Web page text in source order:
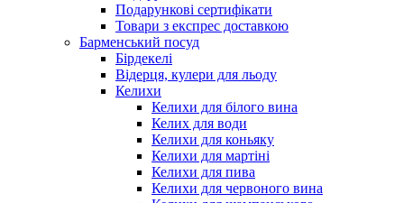
Подарункові сертифікати
Товари з експрес доставкою
Барменський посуд
Бірдекелі
Відерця, кулери для льоду
Келихи
Келихи для білого вина
Келих для води
Келихи для коньяку
Келихи для мартіні
Келихи для пива
Келихи для червоного вина